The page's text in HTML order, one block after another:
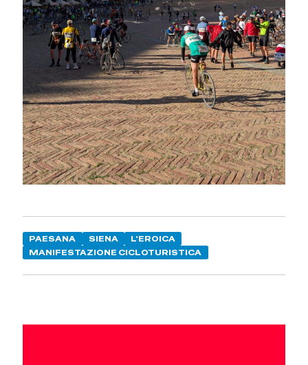
PAESANA SIENA
L'EROICA
MANIFESTAZIONE CICLOTURISTICA